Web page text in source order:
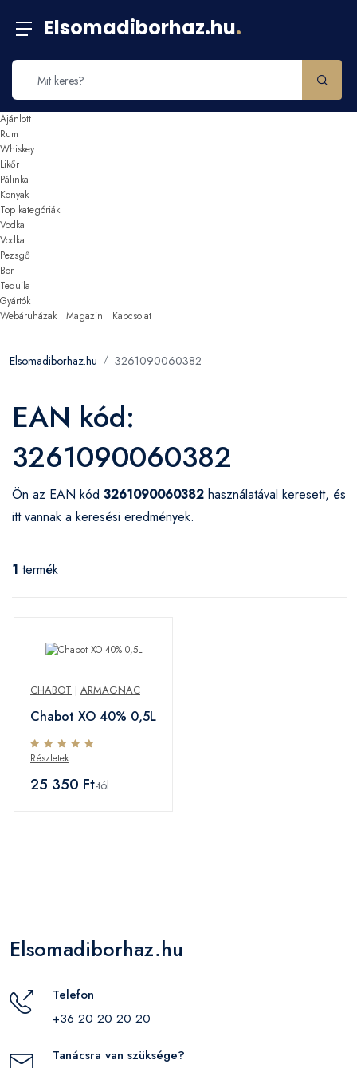
Elsomadiborhaz.hu.
Ajánlott
Rum
Whiskey
Likőr
Pálinka
Konyak
Top kategóriák
Vodka
Vodka
Pezsgő
Bor
Tequila
Gyártók
Webáruházak
Magazin Kapcsolat
Elsomadiborhaz.hu 3261090060382
EAN kód:
3261090060382
Ön az EAN kód 3261090060382 használatával keresett, és
itt vannak a keresési eredmények.
1 termék
CHABOT | ARMAGNAC
Chabot XO 40% 0,5L
Részletek
25 350 Ft-tól
Elsomadiborhaz.hu
Telefon
+36 20 20 20 20
Tanácsra van szüksége?